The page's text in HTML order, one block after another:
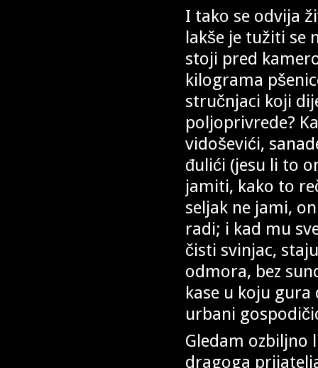
I tako se odvija
lakše je tužiti se
stoji pred
kilograma
stručnjaci koji
poljoprivrede?
vidoševići,
đulići (jesu li to
jamiti, kako to
seljak ne jami,
radi; i kad mu
čisti svinjac,
odmora, bez
kase u koju
urbani
Gledam ozbiljno
dragoga